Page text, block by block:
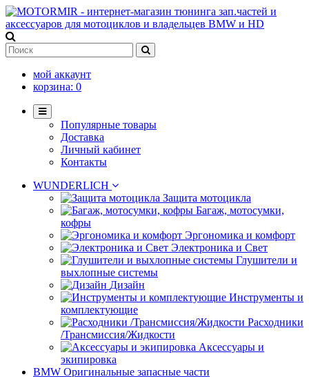
мой аккаунт
корзина: 0
Популярные товары
Доставка
Личный кабинет
Контакты
WUNDERLICH
Защита мотоцикла
Багаж, мотосумки,
кофры
Эргономика и комфорт
Электроника и Свет
Глушители и
выхлопные системы
Дизайн
Инструменты и
комплектующие
Расходники
/Трансмиссия/Жидкости
Аксессуары и
экипировка
BMW Оригинальные запасные части